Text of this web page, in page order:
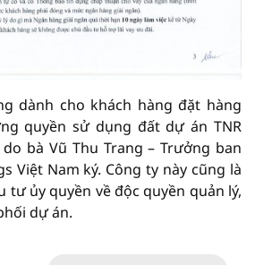
dành cho khách hàng đặt hàng
quyền sử dụng đất dự án TNR
bà Vũ Thu Trang – Trưởng ban
Việt Nam ký. Công ty này cũng là
tư ủy quyền về độc quyền quản lý,
dự án.